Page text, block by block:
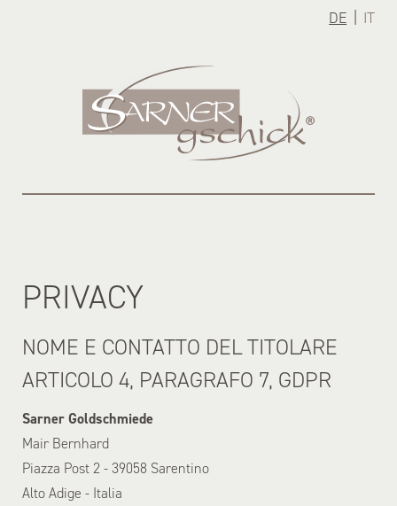
DE | IT
PRIVACY
NOME E CONTATTO DEL TITOLARE
ARTICOLO 4, PARAGRAFO 7, GDPR
Sarner Goldschmiede
Mair Bernhard
Piazza Post 2 - 39058 Sarentino
Alto Adige - Italia